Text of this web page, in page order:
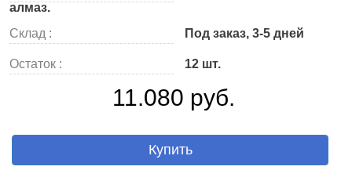
алмаз.
Склад :
Под заказ, 3-5 дней
Остаток : 12 шт.
11.080 руб.
Купить